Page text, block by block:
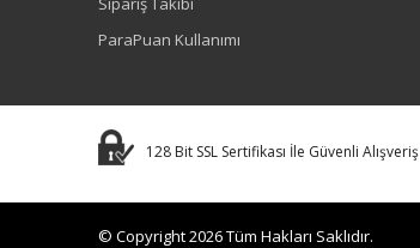
ParaPuan Kullanımı
128 Bit SSL Sertifikası İle Güvenli Alışveriş
© Copyright 2026 Tüm Hakları Saklıdır.